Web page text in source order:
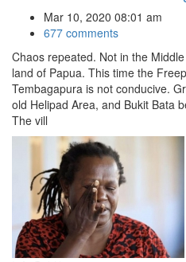
Mar 10, 2020 08:01 am
677 comments
Chaos repeated. Not in the
land of Papua. This time the
Tembagapura is not conducive.
old Helipad Area, and Bukit Bata
The vill